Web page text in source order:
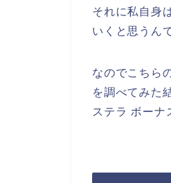
それに私自身
いくと思うん
なのでこちら
を調べてみた
ステラ ボーナ